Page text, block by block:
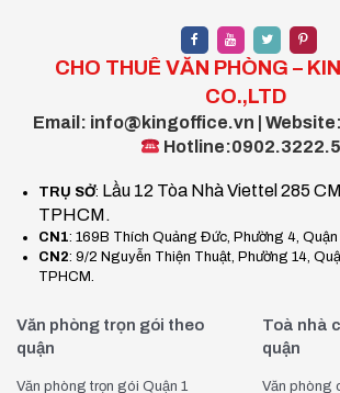
được hình thành sau
phường Bình Thọ, Linh Chiểu,
phần phường Linh Đông, Linh Tây –
quận Thủ Đức cũ
. Đây là khu vực có
triển mạnh về giáo dục, dịch vụ và công
Phường nằm giáp với phường Hiệp
Trung, thuận tiện kết nối với Xa lộ Hà Nội,
Văn Đồng – các tuyến giao thông huyết
công nghệ cao, các trường đại học lớn, và
đang hình thành – tạo điều kiện lý tưởng để
CHO THUÊ VĂN PHÒNG –
CO.,LTD
Email: info@kingoffice.vn |
TRỤ SỞ: Lầu 12 Tòa Nhà Viettel 285
TPHCM.
CN1: 169B Thích Quảng Đức, Phường 4, Quận
CN2: 9/2 Nguyễn Thiện Thuật, Phường 14,
TPHCM.
Văn phòng trọn gói theo
quận
Văn phòng trọn gói Quận 1
Toà nhà
quận
Văn phòng